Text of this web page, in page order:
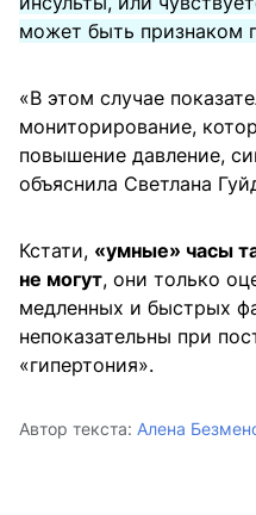
может быть признаком
«В этом случае
мониторирование,
повышение давление,
объяснила Светлана
Кстати, «умные» часы
не могут, они только
медленных и быстрых
непоказательны при
«гипертония».
Автор текста: Алена